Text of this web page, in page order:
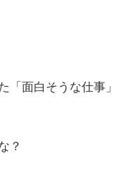
面白そうな仕事
？